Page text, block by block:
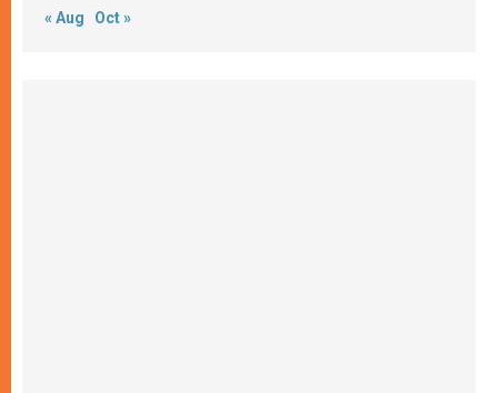
« Aug Oct »